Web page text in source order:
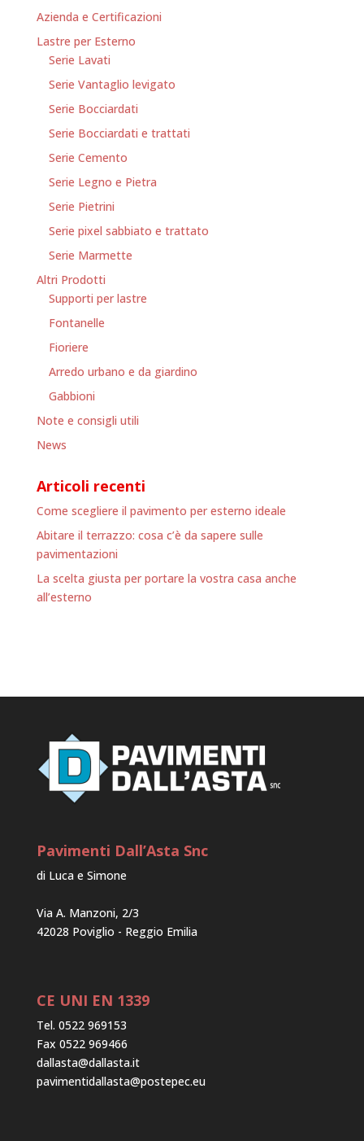
Azienda e Certificazioni
Lastre per Esterno
Serie Lavati
Serie Vantaglio levigato
Serie Bocciardati
Serie Bocciardati e trattati
Serie Cemento
Serie Legno e Pietra
Serie Pietrini
Serie pixel sabbiato e trattato
Serie Marmette
Altri Prodotti
Supporti per lastre
Fontanelle
Fioriere
Arredo urbano e da giardino
Gabbioni
Note e consigli utili
News
Articoli recenti
Come scegliere il pavimento per esterno ideale
Abitare il terrazzo: cosa c’è da sapere sulle
pavimentazioni
La scelta giusta per portare la vostra casa anche
all’esterno
Pavimenti Dall’Asta Snc
di Luca e Simone
Via A. Manzoni, 2/3
42028 Poviglio - Reggio Emilia
CE UNI EN 1339
Tel. 0522 969153
Fax 0522 969466
dallasta@dallasta.it
pavimentidallasta@postepec.eu